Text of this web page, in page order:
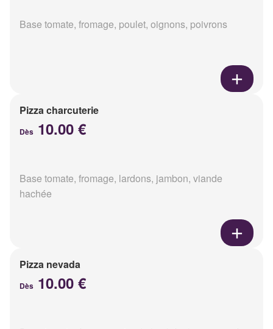
Base tomate, fromage, poulet, oignons, poivrons
Pizza charcuterie
Dès 10.00 €
Base tomate, fromage, lardons, jambon, viande
hachée
Pizza nevada
Dès 10.00 €